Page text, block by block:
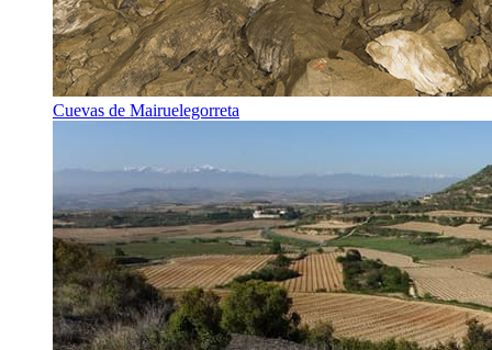
Cuevas de Mairuelegorreta